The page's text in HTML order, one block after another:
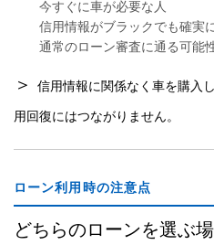
今すぐに車が必要な人
信用情報がブラックでも確実
通常のローン審査に通る可能
＞ 信用情報に関係なく車を購入
用回復にはつながりません。
ローン利用時の注意点
どちらのローンを選ぶ場